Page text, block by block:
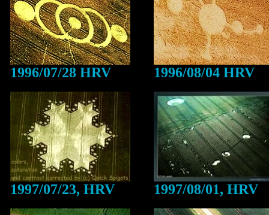
1996/07/28 HRV 1996/08/04 HRV
1997/07/23, HRV 1997/08/01, HRV